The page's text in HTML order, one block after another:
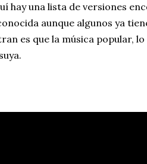
hay una lista de versiones
aunque algunos ya
es que la música popular,